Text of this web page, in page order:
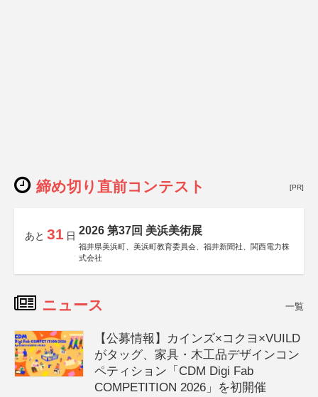
締め切り直前コンテスト [PR]
あと 31 日 2026 第37回 美浜美術展
福井県美浜町、美浜町教育委員会、福井新聞社、関西電力株
式会社
ニュース 一覧
【公募情報】カインズ×コクヨ×VUILD
がタッグ、家具・木工品デザインコン
ペティション「CDM Digi Fab
COMPETITION 2026」を初開催